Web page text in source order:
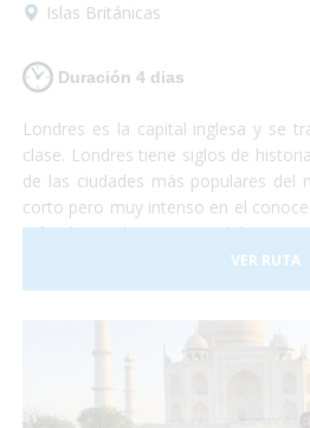
Islas Británicas
Duración 4 dias
Londres es la capital inglesa y se
clase. Londres tiene siglos de
de las ciudades más populares del
corto pero muy intenso en el
a fondo. En éste viaje podrás
emblemáticos como el Big Ben o
adentrarte en la cultura local
de visitar los fantásticos museos
ciudad y destinar una tarde a
¡Londres te encantará! Así que
y sólo preocúpate por
VER RUTA